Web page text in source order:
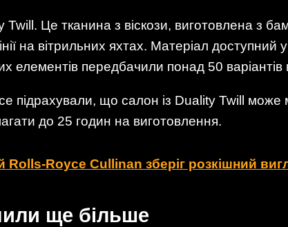
Це тканина з віскози, виготовлена з
на вітрильних яхтах. Матеріал
елементів передбачили понад 50 варіантів
що салон із Duality Twill може
до 25 годин на виготовлення.
Rolls-Royce Cullinan зберіг розкішний
ще більше